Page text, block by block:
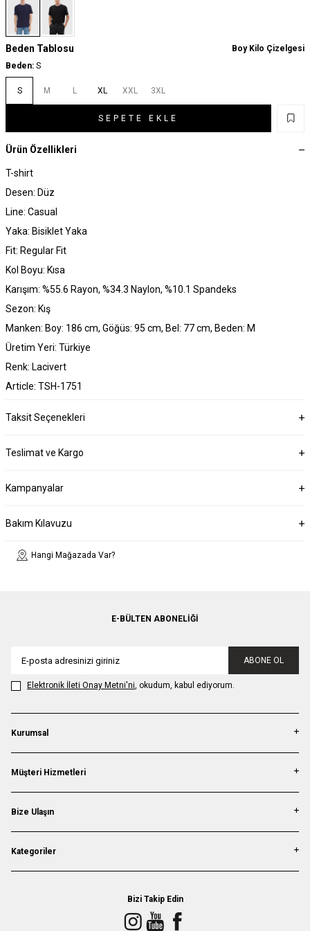
Beden Tablosu
Boy Kilo Çizelgesi
Beden: S
S M L XL XXL 3XL
SEPETE EKLE
Ürün Özellikleri
T-shirt
Desen: Düz
Line: Casual
Yaka: Bisiklet Yaka
Fit: Regular Fit
Kol Boyu: Kısa
Karışım: %55.6 Rayon, %34.3 Naylon, %10.1 Spandeks
Sezon: Kış
Manken: Boy: 186 cm, Göğüs: 95 cm, Bel: 77 cm, Beden: M
Üretim Yeri: Türkiye
Renk: Lacivert
Article: TSH-1751
Taksit Seçenekleri
Teslimat ve Kargo
Kampanyalar
Bakım Kılavuzu
Hangi Mağazada Var?
E-BÜLTEN ABONELIĞI
ABONE OL
Elektronik İleti Onay Metni'ni, okudum, kabul ediyorum.
Kurumsal
Müşteri Hizmetleri
Bize Ulaşın
Kategoriler
Bizi Takip Edin